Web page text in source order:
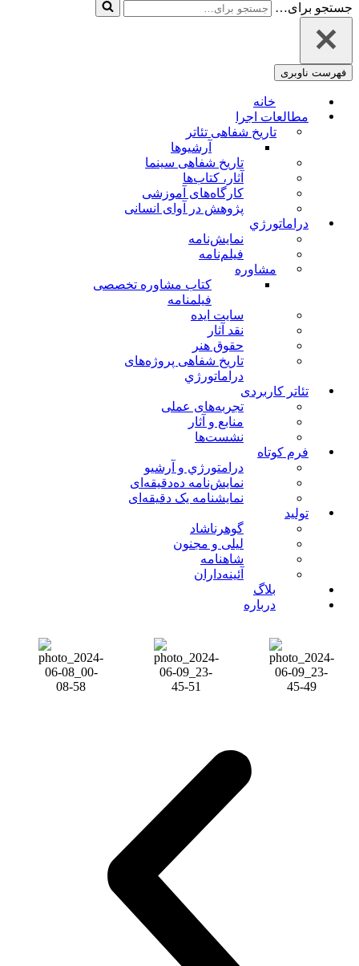
جستجو برای…
فهرست ناوبری
خانه
مطالعات اجرا
تاریخ شفاهی تئاتر
آرشیوها
تاریخ شفاهی سینما
آثار، کتاب‌ها
کارگاه‌های آموزشی
پژوهش در آوای انسانی
دراماتورژي
نمایش‌نامه
فیلم‌نامه
مشاوره
کتاب مشاوره تخصصی
فیلمنامه
سایت ایده
نقد آثار
حقوق هنر
تاریخ شفاهی پروژه‌های
دراماتورژي
تئاتر کاربردی
تجربه‌های عملی
منابع و آثار
نشست‌ها
فرم کوتاه
درامتورژي و آرشیو
نمایش‌نامه ده‌دقیقه‌ای
نمایشنامه یک دقیقه‌ای
تولید
گوهرناشاد
لیلی و مجنون
شاهنامه
آئینه‌داران
بلاگ
درباره